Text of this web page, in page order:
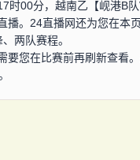
时00分，越南乙【岘港B
播。24直播网还为您在本
两队赛程。
要您在比赛前再刷新查看